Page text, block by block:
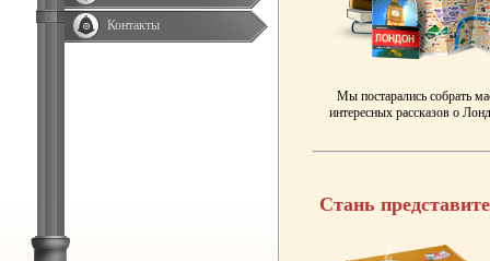
Контакты
Мы постарались собрать
интересных рассказов о
Стань